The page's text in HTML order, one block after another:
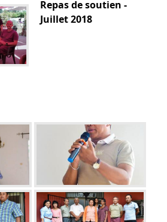
Repas de soutien -
Juillet 2018